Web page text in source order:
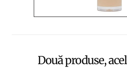
Două produse,